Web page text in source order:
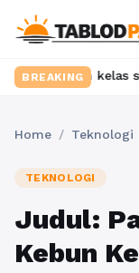
BREAKING
kelas seru dan
Home / Teknologi
TEKNOLOGI
Judul:
Kebun